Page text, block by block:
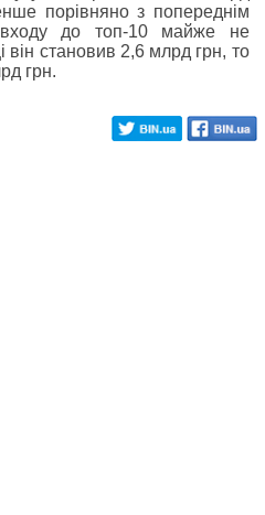
порівняно з попереднім
входу до топ-10 майже не
він становив 2,6 млрд грн, то
грн.